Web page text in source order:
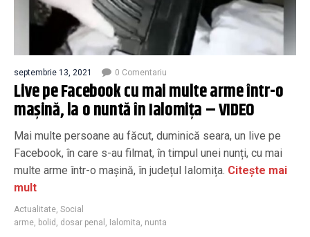
septembrie 13, 2021 0 Comentariu
Live pe Facebook cu mai multe arme într-o
mașină, la o nuntă în Ialomița – VIDEO
Mai multe persoane au făcut, duminică seara, un live pe
Facebook, în care s-au filmat, în timpul unei nunți, cu mai
multe arme într-o mașină, în județul Ialomița. Citește mai
mult
Actualitate, Social
arme, bolid , dosar penal , Ialomita, nunta